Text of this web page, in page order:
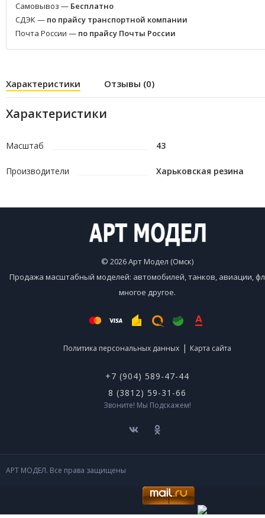
Самовывоз — Бесплатно
СДЭК — по прайсу транспортной компании
Почта России — по прайсу Почты России
Характеристики Отзывы (0)
Характеристики
Масштаб 43
Производители Харьковская резина
© 2026 Арт Модел (Омск)
Продажа масштабный моделей: автомобилей, танков, авиации,
многое другое.
Политика персональных данных | Карта сайта
+7 (904) 589-47-44
8 (3812) 59-31-66
Звоните! Мы Подскажем!
АРТ МОДЕЛ. Все права защищены